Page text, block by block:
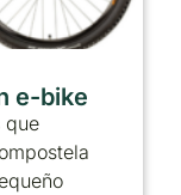
e-bike
que